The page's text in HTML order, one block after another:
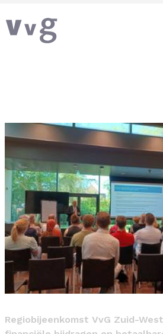
Regiobijeenkomst VvG Zuid-